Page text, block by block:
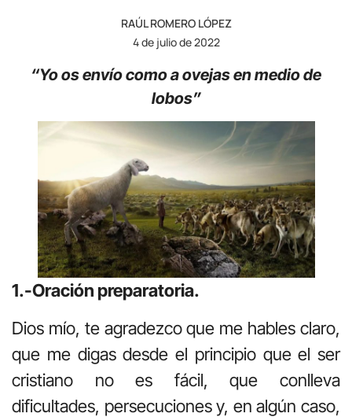
RAÚL ROMERO LÓPEZ
4 de julio de 2022
“Yo os envío como a ovejas en medio de
lobos”
1.-Oración preparatoria.
Dios mío, te agradezco que me hables claro,
que me digas desde el principio que el ser
cristiano no es fácil, que conlleva
dificultades, persecuciones y, en algún caso,